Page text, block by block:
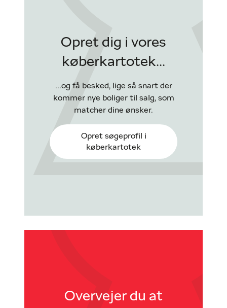
Opret dig i vores
køberkartotek...
...og få besked, lige så snart der
kommer nye boliger til salg, som
matcher dine ønsker.
Opret søgeprofil i
køberkartotek
Overvejer du at